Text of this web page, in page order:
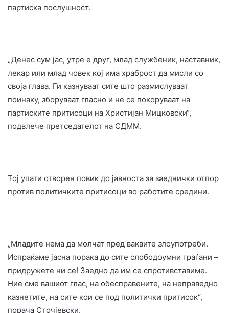
партиска послушност.
„Денес сум јас, утре е друг, млад службеник, наставник,
лекар или млад човек кој има храброст да мисли со
своја глава. Ги казнуваат сите што размислуваат
поинаку, зборуваат гласно и не се покоруваат на
партиските притисоци на Христијан Мицковски“,
подвлече претседателот на СДММ.
Тој упати отворен повик до јавноста за заеднички отпор
против политичките притисоци во работите средини.
„Младите нема да молчат пред ваквите злоупотреби.
Испраќаме јасна порака до сите слободоумни граѓани –
придружете ни се! Заедно да им се спротивставиме.
Ние сме вашиот глас, на обесправените, на неправедно
казнетите, на сите кои се под политички притисок“,
порача Сточјевски.